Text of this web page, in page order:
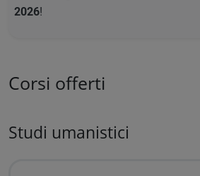
2026!
Corsi offerti
Studi umanistici